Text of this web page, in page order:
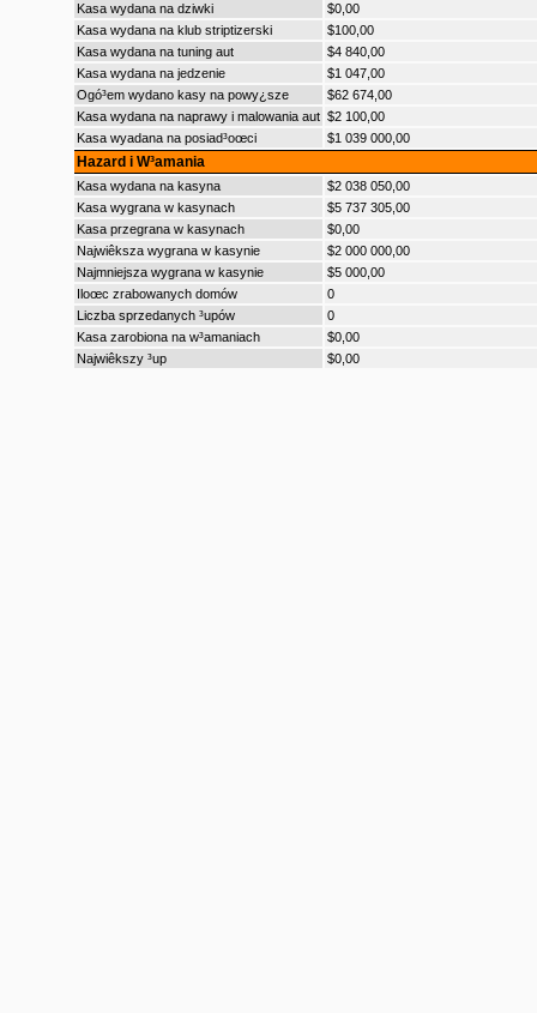
Kasa wydana na dziwki
$0,00
Kasa wydana na klub striptizerski
$100,00
Kasa wydana na tuning aut
$4 840,00
Kasa wydana na jedzenie
$1 047,00
Ogó³em wydano kasy na powy¿sze
$62 674,00
Kasa wydana na naprawy i malowania aut $2 100,00
Kasa wyadana na posiad³oœci
$1 039 000,00
Hazard i W³amania
Kasa wydana na kasyna
$2 038 050,00
Kasa wygrana w kasynach
$5 737 305,00
Kasa przegrana w kasynach
$0,00
Najwiêksza wygrana w kasynie
$2 000 000,00
Najmniejsza wygrana w kasynie
$5 000,00
Iloœc zrabowanych domów
0
Liczba sprzedanych ³upów
0
Kasa zarobiona na w³amaniach
$0,00
Najwiêkszy ³up
$0,00